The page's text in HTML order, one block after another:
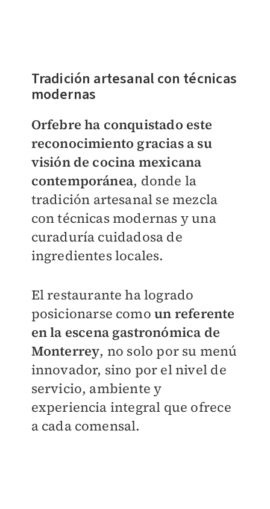
Tradición artesanal con técnicas
modernas
Orfebre ha conquistado este
reconocimiento gracias a su
visión de cocina mexicana
contemporánea, donde la
tradición artesanal se mezcla
con técnicas modernas y una
curaduría cuidadosa de
ingredientes locales.
El restaurante ha logrado
posicionarse comoun referente
en la escena gastronómica de
Monterrey, no solo por su menú
innovador, sino por el nivel de
servicio, ambiente y
experiencia integral que ofrece
a cada comensal.